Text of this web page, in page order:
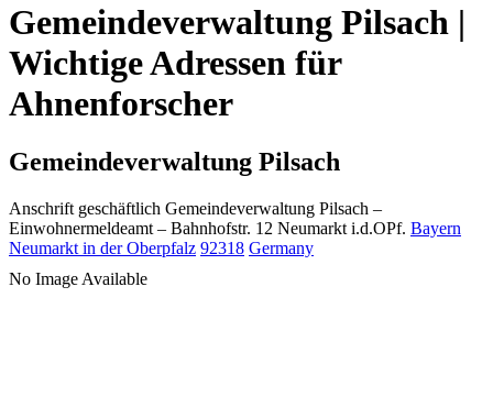
Gemeindeverwaltung Pilsach |
Wichtige Adressen für
Ahnenforscher
Gemeindeverwaltung Pilsach
Anschrift geschäftlich Gemeindeverwaltung Pilsach –
Einwohnermeldeamt – Bahnhofstr. 12 Neumarkt i.d.OPf. Bayern
Neumarkt in der Oberpfalz 92318 Germany
No Image Available